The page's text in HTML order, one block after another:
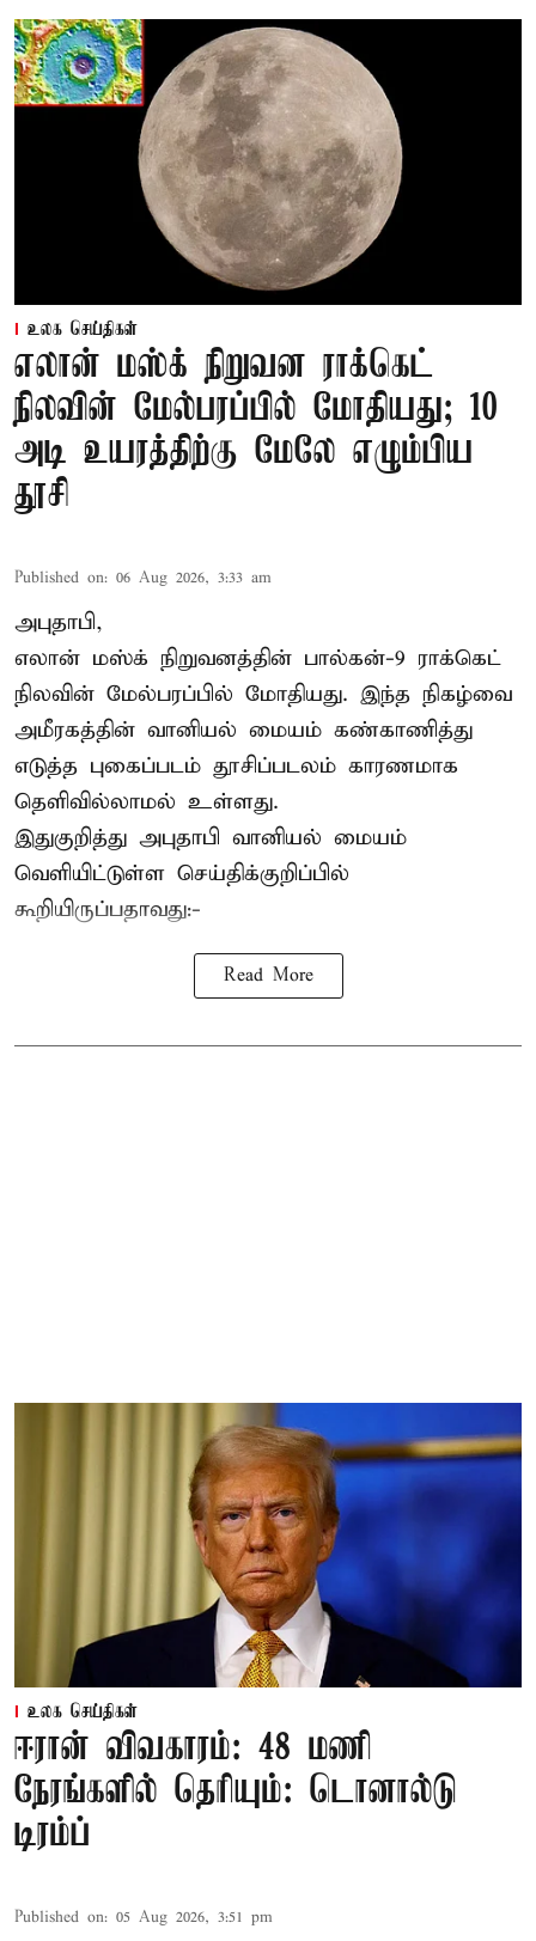
உலக செய்திகள்
எலான் மஸ்க் நிறுவன ராக்கெட்
நிலவின் மேல்பரப்பில் மோதியது; 10
அடி உயரத்திற்கு மேலே எழும்பிய
தூசி
Published on: 06 Aug 2026, 3:33 am
அபுதாபி,
எலான் மஸ்க் நிறுவனத்தின் பால்கன்-9 ராக்கெட்
நிலவின் மேல்பரப்பில் மோதியது. இந்த நிகழ்வை
அமீரகத்தின் வானியல் மையம் கண்காணித்து
எடுத்த புகைப்படம் தூசிப்படலம் காரணமாக
தெளிவில்லாமல் உள்ளது.
இதுகுறித்து அபுதாபி வானியல் மையம்
வெளியிட்டுள்ள செய்திக்குறிப்பில்
கூறியிருப்பதாவது:-
Read More
உலக செய்திகள்
ஈரான் விவகாரம்: 48 மணி
நேரங்களில் தெரியும்: டொனால்டு
டிரம்ப்
Published on: 05 Aug 2026, 3:51 pm